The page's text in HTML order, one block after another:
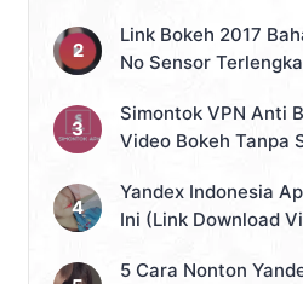
Link Bokeh 2017
No Sensor
Simontok VPN Anti
Video Bokeh Tanpa
Yandex Indonesia
Ini (Link Download
5 Cara Nonton